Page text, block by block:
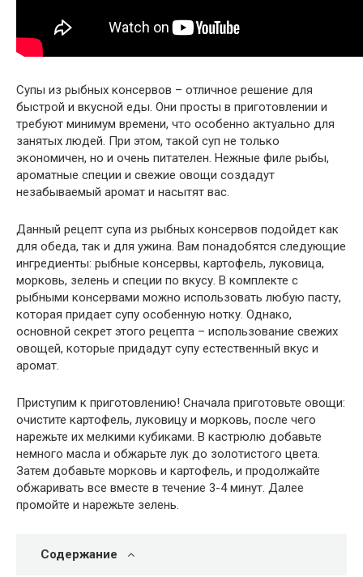
Супы из рыбных консервов – отличное решение для
быстрой и вкусной еды. Они просты в приготовлении и
требуют минимум времени, что особенно актуально для
занятых людей. При этом, такой суп не только
экономичен, но и очень питателен. Нежные филе рыбы,
ароматные специи и свежие овощи создадут
незабываемый аромат и насытят вас.
Данный рецепт супа из рыбных консервов подойдет как
для обеда, так и для ужина. Вам понадобятся следующие
ингредиенты: рыбные консервы, картофель, луковица,
морковь, зелень и специи по вкусу. В комплекте с
рыбными консервами можно использовать любую пасту,
которая придает супу особенную нотку. Однако,
основной секрет этого рецепта – использование свежих
овощей, которые придадут супу естественный вкус и
аромат.
Приступим к приготовлению! Сначала приготовьте овощи:
очистите картофель, луковицу и морковь, после чего
нарежьте их мелкими кубиками. В кастрюлю добавьте
немного масла и обжарьте лук до золотистого цвета.
Затем добавьте морковь и картофель, и продолжайте
обжаривать все вместе в течение 3-4 минут. Далее
промойте и нарежьте зелень.
Содержание